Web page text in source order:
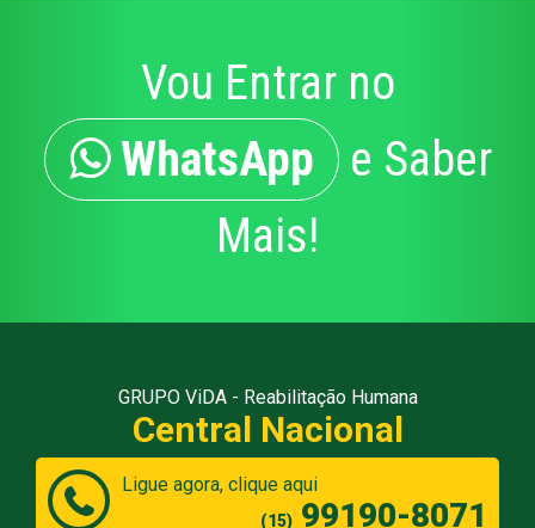
Vou Entrar no
WhatsApp e Saber
Mais!
GRUPO ViDA - Reabilitação Humana
Central Nacional
Ligue agora, clique aqui
(15) 99190-8071